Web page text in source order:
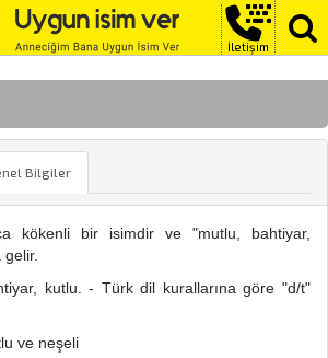
İletişim
Bilgiler
kökenli bir isimdir ve "mutlu, bahtiyar,
kutlu. - Türk dil kurallarına göre "d/t"
ve neşeli